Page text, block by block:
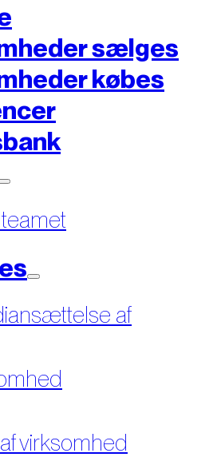
sælges
købes
af
virksomhed